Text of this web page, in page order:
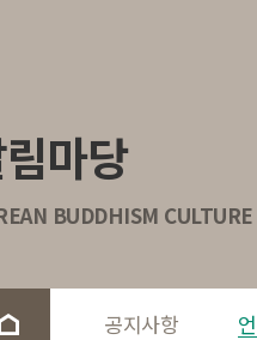
마당
BUDDHISM
공지사항